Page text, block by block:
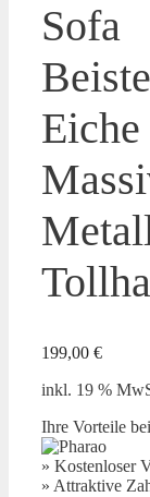
Sofa
Eiche
199,00 €
inkl. 19 %
Ihre Vorteile
» Kostenloser
» Attraktive